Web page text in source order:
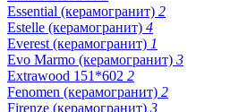
Essential (керамогранит) 2
Estelle (керамогранит) 4
Everest (керамогранит) 1
Evo Marmo (керамогранит) 3
Extrawood 151*602 2
Fenomen (керамогранит) 2
Firenze (керамогранит) 3